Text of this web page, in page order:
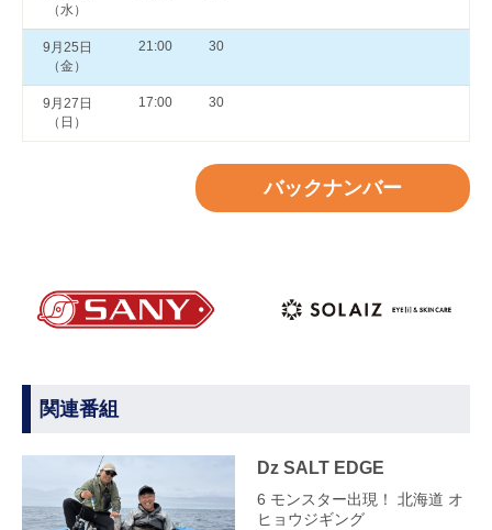
（水）
9月25日
（金）
21:00 30
9月27日
（日）
17:00 30
バックナンバー
関連番組
Dz SALT EDGE
6 モンスター出現！ 北海道 オ
ヒョウジギング